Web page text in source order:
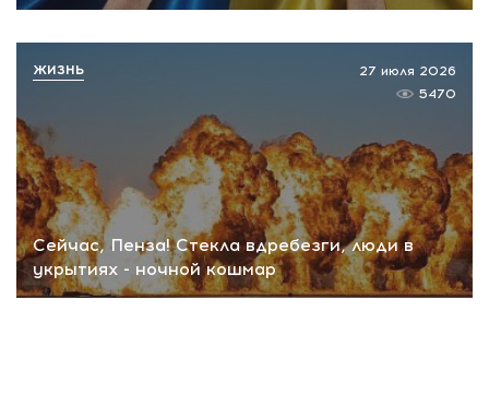
Сейчас, Пенза! Стекла вдребезги, люди в
укрытиях - ночной кошмар
27 июля 2026
5470
ЖИЗНЬ